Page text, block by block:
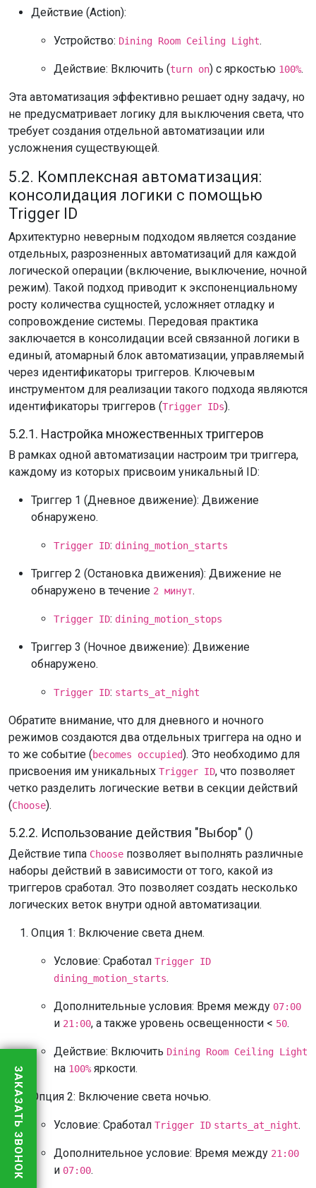
Действие (Action):
Устройство: Dining Room Ceiling Light.
Действие: Включить (turn on) с яркостью 100%.
Эта автоматизация эффективно решает одну задачу, но
не предусматривает логику для выключения света, что
требует создания отдельной автоматизации или
усложнения существующей.
5.2. Комплексная автоматизация:
консолидация логики с помощью
Trigger ID
Архитектурно неверным подходом является создание
отдельных, разрозненных автоматизаций для каждой
логической операции (включение, выключение, ночной
режим). Такой подход приводит к экспоненциальному
росту количества сущностей, усложняет отладку и
сопровождение системы. Передовая практика
заключается в консолидации всей связанной логики в
единый, атомарный блок автоматизации, управляемый
через идентификаторы триггеров. Ключевым
инструментом для реализации такого подхода являются
идентификаторы триггеров (Trigger IDs).
5.2.1. Настройка множественных триггеров
В рамках одной автоматизации настроим три триггера,
каждому из которых присвоим уникальный ID:
Триггер 1 (Дневное движение): Движение
обнаружено.
Trigger ID: dining_motion_starts
Триггер 2 (Остановка движения): Движение не
обнаружено в течение 2 минут.
Trigger ID: dining_motion_stops
Триггер 3 (Ночное движение): Движение
обнаружено.
Trigger ID: starts_at_night
Обратите внимание, что для дневного и ночного
режимов создаются два отдельных триггера на одно и
то же событие (becomes occupied). Это необходимо для
присвоения им уникальных Trigger ID, что позволяет
четко разделить логические ветви в секции действий
(Choose).
5.2.2. Использование действия "Выбор" ()
Действие типа Choose позволяет выполнять различные
наборы действий в зависимости от того, какой из
триггеров сработал. Это позволяет создать несколько
логических веток внутри одной автоматизации.
Опция 1: Включение света днем.
Условие: Сработал Trigger ID
dining_motion_starts.
Дополнительные условия: Время между 07:00
и 21:00, а также уровень освещенности < 50.
Действие: Включить Dining Room Ceiling Light
на 100% яркости.
Опция 2: Включение света ночью.
Условие: Сработал Trigger ID starts_at_night.
Дополнительное условие: Время между 21:00
и 07:00.
ЗАКАЗАТЬ ЗВОНОК